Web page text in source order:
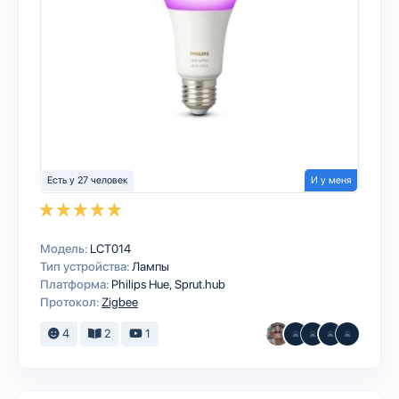
Есть у 27 человек И у меня
Модель: LCT014
Тип устройства:Лампы
Платформа: Philips HueSprut.hub
Протокол:Zigbee
4 2 1